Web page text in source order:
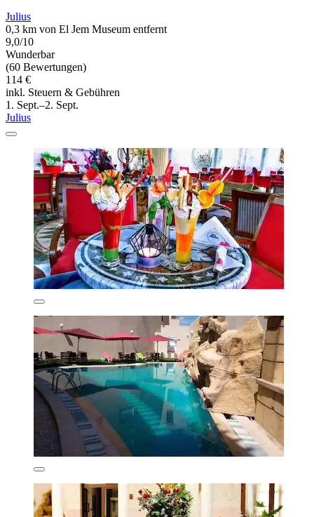
Julius
0,3 km von El Jem Museum entfernt
9,0/10
Wunderbar
(60 Bewertungen)
114 €
inkl. Steuern & Gebühren
1. Sept.–2. Sept.
Julius